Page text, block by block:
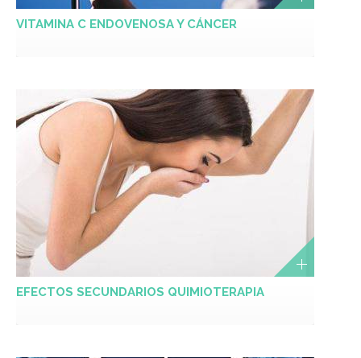
VITAMINA C ENDOVENOSA Y CÁNCER
EFECTOS SECUNDARIOS QUIMIOTERAPIA